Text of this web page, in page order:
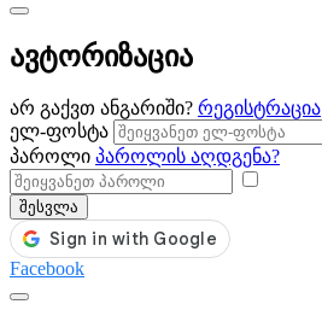
ავტორიზაცია
არ გაქვთ ანგარიში? რეგისტრაცია
ელ-ფოსტა
პაროლი პაროლის აღდგენა?
შესვლა
Facebook